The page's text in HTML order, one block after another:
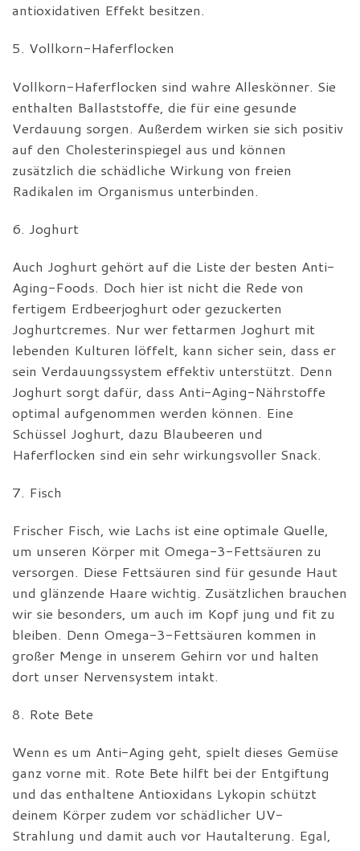
antioxidativen Effekt besitzen.
5. Vollkorn-Haferflocken
Vollkorn-Haferflocken sind wahre Alleskönner. Sie
enthalten Ballaststoffe, die für eine gesunde
Verdauung sorgen. Außerdem wirken sie sich positiv
auf den Cholesterinspiegel aus und können
zusätzlich die schädliche Wirkung von freien
Radikalen im Organismus unterbinden.
6. Joghurt
Auch Joghurt gehört auf die Liste der besten Anti-
Aging-Foods. Doch hier ist nicht die Rede von
fertigem Erdbeerjoghurt oder gezuckerten
Joghurtcremes. Nur wer fettarmen Joghurt mit
lebenden Kulturen löffelt, kann sicher sein, dass er
sein Verdauungssystem effektiv unterstützt. Denn
Joghurt sorgt dafür, dass Anti-Aging-Nährstoffe
optimal aufgenommen werden können. Eine
Schüssel Joghurt, dazu Blaubeeren und
Haferflocken sind ein sehr wirkungsvoller Snack.
7. Fisch
Frischer Fisch, wie Lachs ist eine optimale Quelle,
um unseren Körper mit Omega-3-Fettsäuren zu
versorgen. Diese Fettsäuren sind für gesunde Haut
und glänzende Haare wichtig. Zusätzlichen brauchen
wir sie besonders, um auch im Kopf jung und fit zu
bleiben. Denn Omega-3-Fettsäuren kommen in
großer Menge in unserem Gehirn vor und halten
dort unser Nervensystem intakt.
8. Rote Bete
Wenn es um Anti-Aging geht, spielt dieses Gemüse
ganz vorne mit. Rote Bete hilft bei der Entgiftung
und das enthaltene Antioxidans Lykopin schützt
deinem Körper zudem vor schädlicher UV-
Strahlung und damit auch vor Hautalterung. Egal,